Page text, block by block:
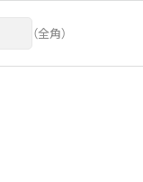
（全角）